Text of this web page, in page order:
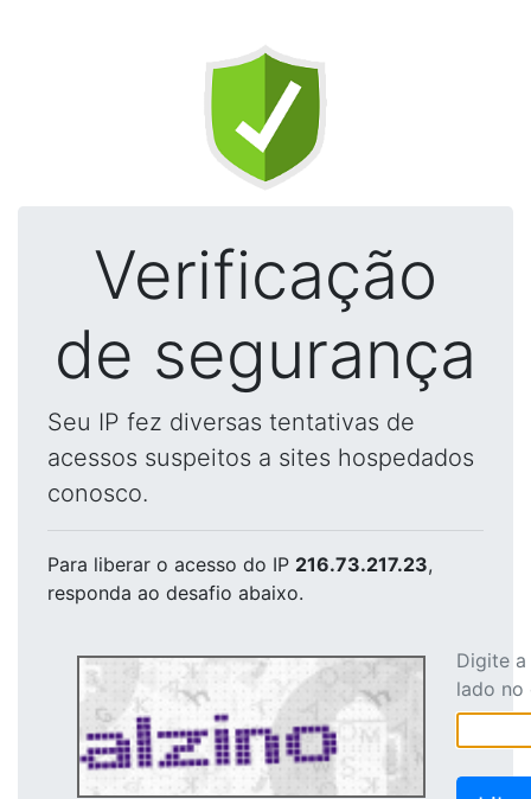
Verificação
de segurança
Seu IP fez diversas tentativas de
acessos suspeitos a sites hospedados
conosco.
Para liberar o acesso do IP 216.73.217.23,
responda ao desafio abaixo.
Digite
lado no